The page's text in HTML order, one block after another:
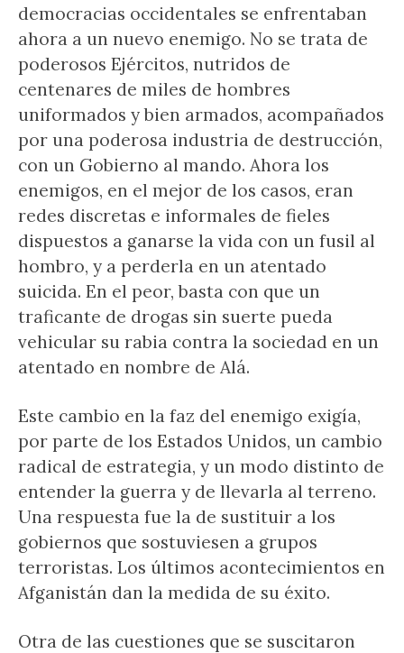
democracias occidentales se enfrentaban
ahora a un nuevo enemigo. No se trata de
poderosos Ejércitos, nutridos de
centenares de miles de hombres
uniformados y bien armados, acompañados
por una poderosa industria de destrucción,
con un Gobierno al mando. Ahora los
enemigos, en el mejor de los casos, eran
redes discretas e informales de fieles
dispuestos a ganarse la vida con un fusil al
hombro, y a perderla en un atentado
suicida. En el peor, basta con que un
traficante de drogas sin suerte pueda
vehicular su rabia contra la sociedad en un
atentado en nombre de Alá.
Este cambio en la faz del enemigo exigía,
por parte de los Estados Unidos, un cambio
radical de estrategia, y un modo distinto de
entender la guerra y de llevarla al terreno.
Una respuesta fue la de sustituir a los
gobiernos que sostuviesen a grupos
terroristas. Los últimos acontecimientos en
Afganistán dan la medida de su éxito.
Otra de las cuestiones que se suscitaron